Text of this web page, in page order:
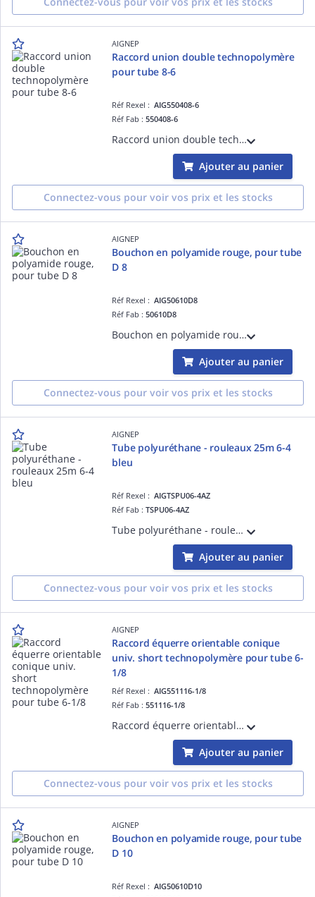
AIGNEP
Raccord union double technopolymère
pour tube 8-6
Réf Rexel :AIG550408-6
Réf Fab :550408-6
Raccord union double technopolymère pour tube 8-6
Ajouter au panier
Connectez-vous pour voir vos prix et les stocks
AIGNEP
Bouchon en polyamide rouge, pour tube
D 8
Réf Rexel :AIG50610D8
Réf Fab :50610D8
Bouchon en polyamide rouge, pour tube D 8
Ajouter au panier
Connectez-vous pour voir vos prix et les stocks
AIGNEP
Tube polyuréthane - rouleaux 25m 6-4
bleu
Réf Rexel :AIGTSPU06-4AZ
Réf Fab :TSPU06-4AZ
Tube polyuréthane - rouleaux 25m 6-4 bleu
Ajouter au panier
Connectez-vous pour voir vos prix et les stocks
AIGNEP
Raccord équerre orientable conique
univ. short technopolymère pour tube 6-
1/8
Réf Rexel :AIG551116-1/8
Réf Fab :551116-1/8
Raccord équerre orientable conique univ. short technopolymère pour tube 6-1/8
Ajouter au panier
Connectez-vous pour voir vos prix et les stocks
AIGNEP
Bouchon en polyamide rouge, pour tube
D 10
Réf Rexel :AIG50610D10